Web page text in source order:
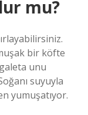
mu?
bir köfte
unu
suyuyla
yumuşatıyor.